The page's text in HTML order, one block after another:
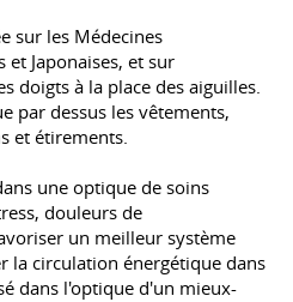
sur les Médecines
et Japonaises, et sur
doigts à la place des aiguilles.
par dessus les vêtements,
et étirements.
une optique de soins
douleurs de
un meilleur système
la circulation énergétique dans
dans l'optique d'un mieux-